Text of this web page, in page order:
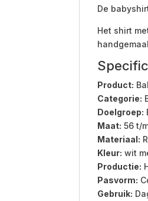
De
Het shirt
Product:
Categorie:
Doelgroep:
Maat: 56 t/
Materiaal:
Kleur: wit
Productie:
Pasvorm:
Gebruik: